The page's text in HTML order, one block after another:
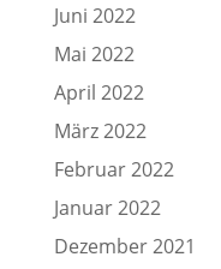
Juni 2022
Mai 2022
April 2022
März 2022
Februar 2022
Januar 2022
Dezember 2021